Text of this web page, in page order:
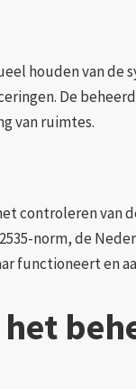
houden van
De
van ruimtes.
controleren van
norm, de
functioneert en